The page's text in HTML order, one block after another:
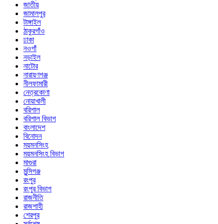
জাতীয়
জামালপুর
টাঙ্গাইল
ঠাকুরগাঁও
ঢাকা
নওগাঁ
নড়াইল
নাটোর
নারায়ণগঞ্জ
নীলফামারী
নেত্রকোণা
নোয়াখালী
বরিশাল
বরিশাল বিভাগ
বাংলাদেশ
বিনোদন
ময়মনসিংহ
ময়মনসিংহ বিভাগ
মাগুরা
মুন্সিগঞ্জ
রংপুর
রংপুর বিভাগ
রাজনীতি
রাজশাহী
শেরপুর